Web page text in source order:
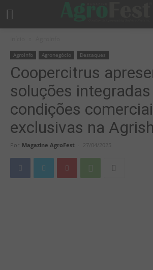
AgroInfo Agronegócio Destaques
Coopercitrus
soluções integradas
condições
exclusivas na
Por Magazine AgroFest - 27/04/2025